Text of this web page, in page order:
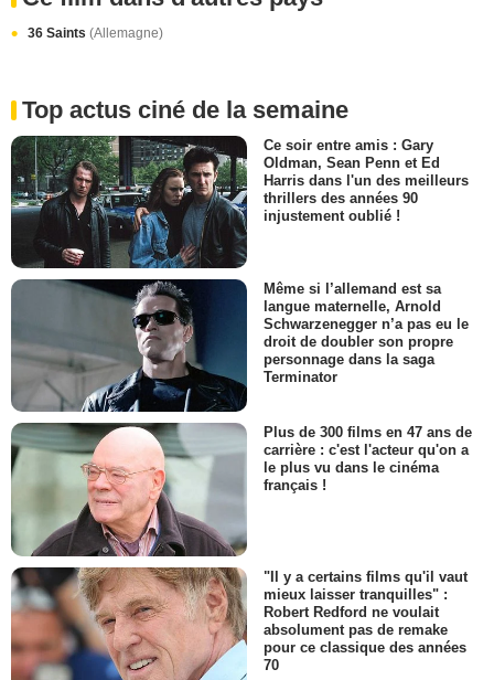
36 Saints (Allemagne)
Top actus ciné de la semaine
Ce soir entre amis : Gary
Oldman, Sean Penn et Ed
Harris dans l'un des meilleurs
thrillers des années 90
injustement oublié !
Même si l’allemand est sa
langue maternelle, Arnold
Schwarzenegger n’a pas eu le
droit de doubler son propre
personnage dans la saga
Terminator
Plus de 300 films en 47 ans de
carrière : c'est l'acteur qu'on a
le plus vu dans le cinéma
français !
"Il y a certains films qu'il vaut
mieux laisser tranquilles" :
Robert Redford ne voulait
absolument pas de remake
pour ce classique des années
70